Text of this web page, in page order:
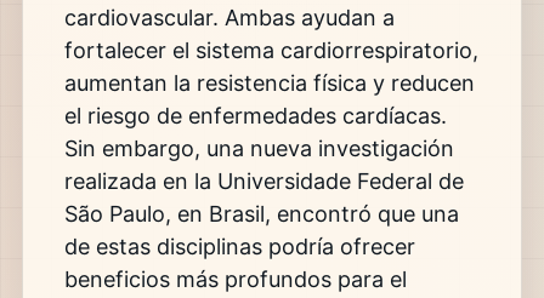
cardiovascular. Ambas ayudan a
fortalecer el sistema cardiorrespiratorio,
aumentan la resistencia física y reducen
el riesgo de enfermedades cardíacas.
Sin embargo, una nueva investigación
realizada en la Universidade Federal de
São Paulo, en Brasil, encontró que una
de estas disciplinas podría ofrecer
beneficios más profundos para el